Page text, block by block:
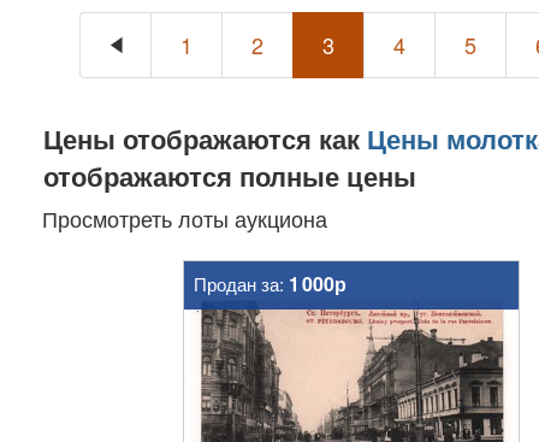
1 2 3 4 5
Цены отображаются как Цены
отображаются полные цены
Просмотреть лоты аукциона
Продан за: 1 000р